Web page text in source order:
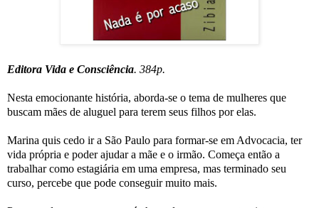
Editora Vida e Consciência. 384p.
Nesta emocionante história, aborda-se o tema de mulheres que
buscam mães de aluguel para terem seus filhos por elas.
Marina quis cedo ir a São Paulo para formar-se em Advocacia, ter
vida própria e poder ajudar a mãe e o irmão. Começa então a
trabalhar como estagiária em uma empresa, mas terminado seu
curso, percebe que pode conseguir muito mais.